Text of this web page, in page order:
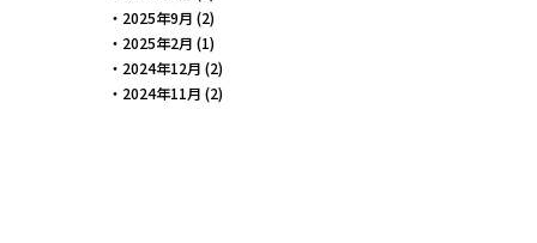
・ 2025年9月 (2)
・ 2025年2月 (1)
・ 2024年12月 (2)
・ 2024年11月 (2)